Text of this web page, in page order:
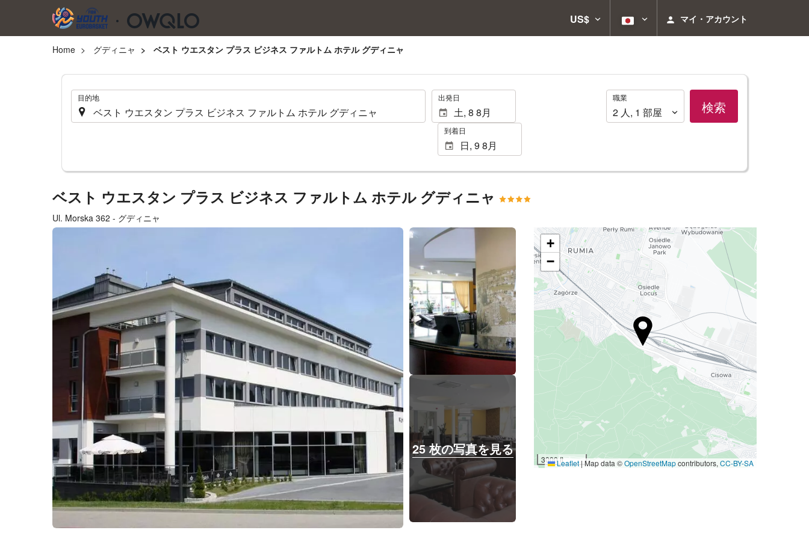
US$ マイ・アカウント
Home グディニャ ベスト ウエスタン プラス ビジネス ファルトム ホテル グディニャ
. 目的地 . 出発日
到着日
職
業
職業
2 人, 1 部屋 検索
ベスト ウエスタン プラス ビジネス ファルトム ホテル グディニャ
Ul. Morska 362 - グディニャ
25 枚の写真を見る
25 枚の写真を見る
+
−
3000 ftLeaflet|Map data ©OpenStreetMapcontributors, CC-BY-SA